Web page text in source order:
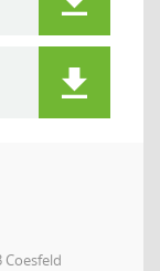
Coesfeld